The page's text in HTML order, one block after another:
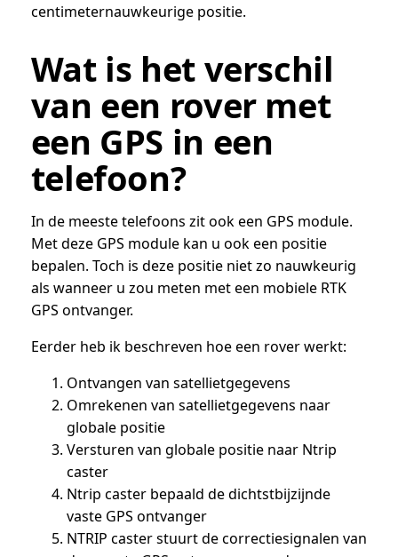
centimeternauwkeurige positie.
Wat is het verschil
van een rover met
een GPS in een
telefoon?
In de meeste telefoons zit ook een GPS module.
Met deze GPS module kan u ook een positie
bepalen. Toch is deze positie niet zo nauwkeurig
als wanneer u zou meten met een mobiele RTK
GPS ontvanger.
Eerder heb ik beschreven hoe een rover werkt:
Ontvangen van satellietgegevens
Omrekenen van satellietgegevens naar
globale positie
Versturen van globale positie naar Ntrip
caster
Ntrip caster bepaald de dichtstbijzijnde
vaste GPS ontvanger
NTRIP caster stuurt de correctiesignalen van